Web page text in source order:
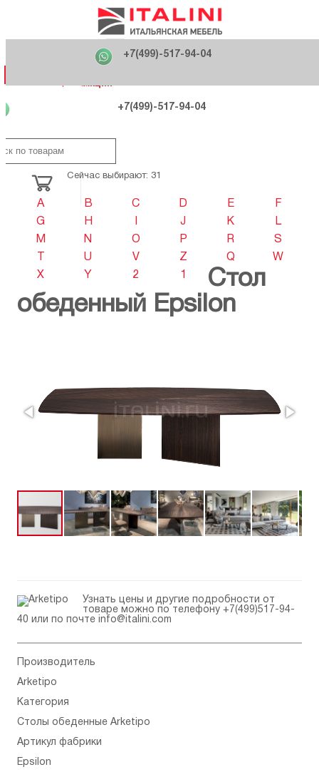
+7(499)-517-94-04
Фабрики
Распродажа
Как купить
О компании
Акция
+7(499)-517-94-04
121170 , г. Москва,
ул. Кутузовский проспект, д. 36 стр.3
+7(499)-517-94-04
Сейчас выбирают: 31
A B C D E
F
G
H J K
L
M
N O P R
S
U V Z Q
W
X
Y 2 1
Стол
обеденный Epsilon
Узнать цены и другие подробности от
товаре можно по телефону +7(499)517-94-
40 или по почте info@italini.com
Производитель
Arketipo
Категория
Столы обеденные Arketipo
Артикул фабрики
Epsilon